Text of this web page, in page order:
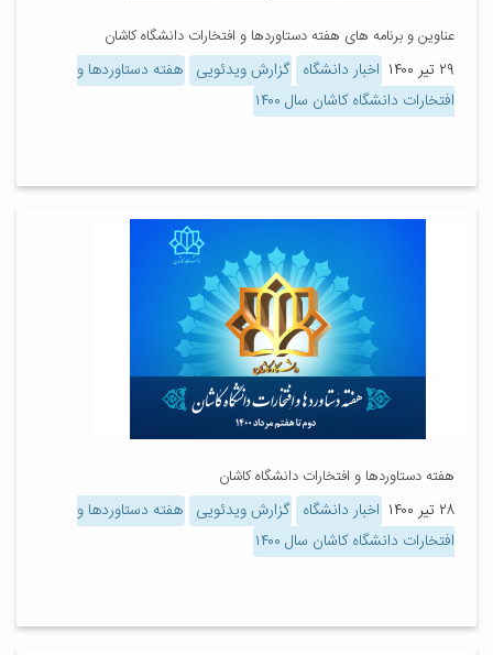
عناوین و برنامه های هفته دستاوردها و افتخارات دانشگاه کاشان
۲۹ تیر ۱۴۰۰ اخبار دانشگاه گزارش ویدئویی هفته دستاوردها و
افتخارات دانشگاه کاشان سال ۱۴۰۰
هفته دستاوردها و افتخارات دانشگاه کاشان
۲۸ تیر ۱۴۰۰ اخبار دانشگاه گزارش ویدئویی هفته دستاوردها و
افتخارات دانشگاه کاشان سال ۱۴۰۰